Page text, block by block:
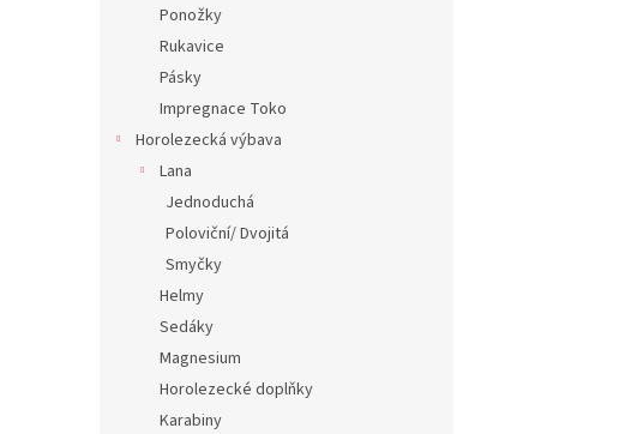
Ponožky
Rukavice
Pásky
Impregnace Toko
Horolezecká výbava
Lana
Jednoduchá
Poloviční/ Dvojitá
Smyčky
Helmy
Sedáky
Magnesium
Horolezecké doplňky
Karabiny